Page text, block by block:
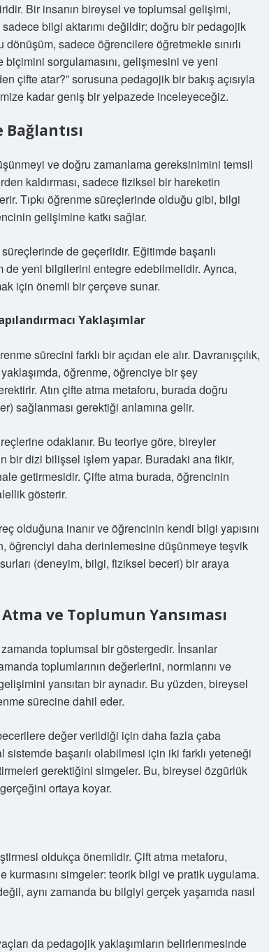
Bir insanın bireysel ve toplumsal gelişimi,
bilgi aktarımı değildir; doğru bir pedagojik
sadece öğrencilere öğretmekle sınırlı
sorgulamasını, gelişmesini ve yeni
çifte atar?” sorusuna pedagojik bir bakış açısıyla
kadar geniş bir yelpazede inceleyeceğiz.
ve doğru zamanlama gereksinimini temsil
kaldırması, sadece fiziksel bir hareketin
Tıpkı öğrenme süreçlerinde olduğu gibi, bilgi
gelişimine katkı sağlar.
de geçerlidir. Eğitimde başarılı
yeni bilgilerini entegre edebilmelidir. Ayrıca,
için önemli bir çerçeve sunar.
Yaklaşımlar
sürecini farklı bir açıdan ele alır. Davranışçılık,
öğrenme, öğrenciye bir şey
Atın çifte atma metaforu, burada doğru
sağlanması gerektiği anlamına gelir.
odaklanır. Bu teoriye göre, bireyler
bir dizi bilişsel işlem yapar. Buradaki ana fikir,
getirmesidir. Çifte atma burada, öğrencinin
gösterir.
olduğuna inanır ve öğrencinin kendi bilgi yapısını
öğrenciyi daha derinlemesine düşünmeye teşvik
(deneyim, bilgi, fiziksel beceri) bir araya
ve Toplumun Yansıması
toplumsal bir göstergedir. İnsanlar
toplumlarının değerlerini, normlarını ve
yansıtan bir aynadır. Bu yüzden, bireysel
sürecine dahil eder.
değer verildiği için daha fazla çaba
başarılı olabilmesi için iki farklı yeteneği
gerektiğini simgeler. Bu, bireysel özgürlük
ortaya koyar.
oldukça önemlidir. Çift atma metaforu,
kurmasını simgeler: teorik bilgi ve pratik uygulama.
aynı zamanda bu bilgiyi gerçek yaşamda nasıl
da pedagojik yaklaşımların belirlenmesinde